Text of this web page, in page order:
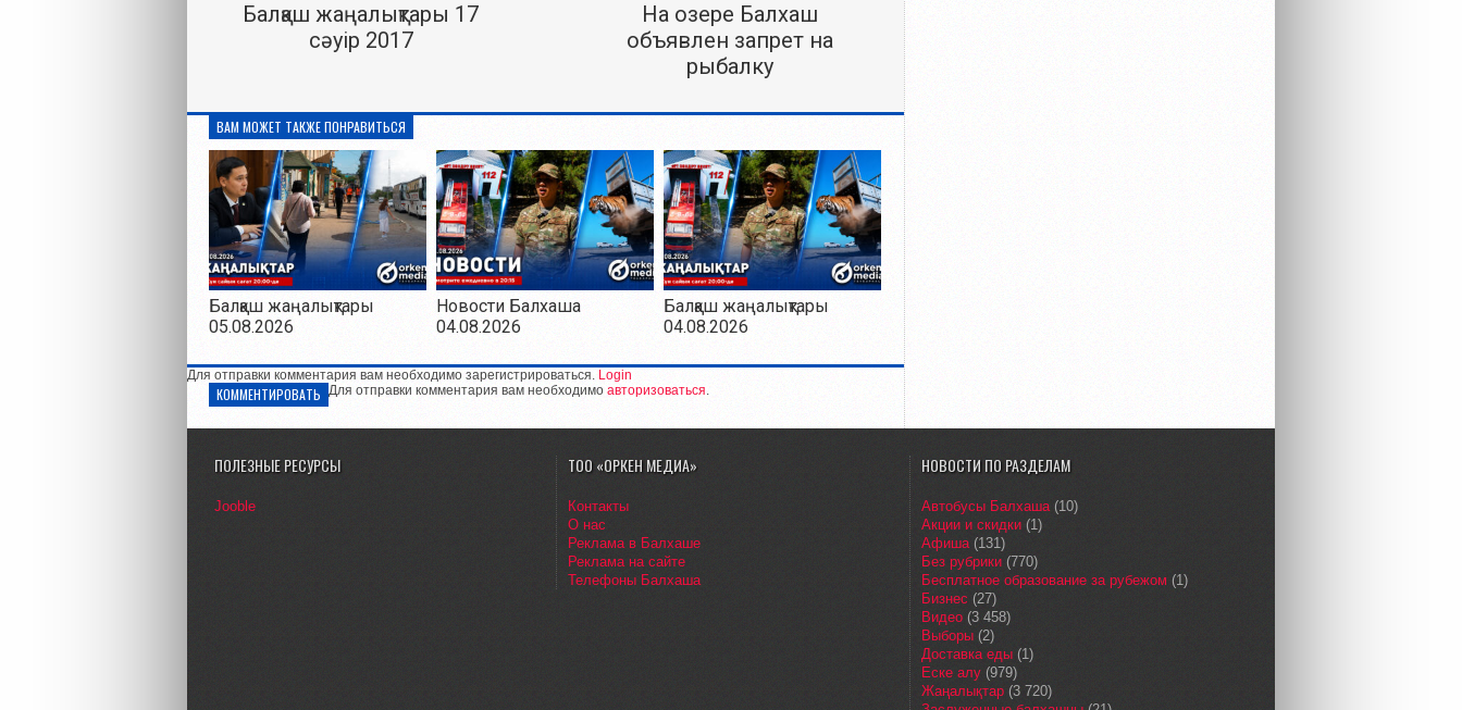
Балқаш жаңалықтары 17
сәуір 2017
На озере Балхаш
объявлен запрет на
рыбалку
ВАМ МОЖЕТ ТАКЖЕ ПОНРАВИТЬСЯ
Балқаш жаңалықтары
05.08.2026
Новости Балхаша
04.08.2026
Балқаш жаңалықтары
04.08.2026
Для отправки комментария вам необходимо зарегистрироваться. Login
КОММЕНТИРОВАТЬ Для отправки комментария вам необходимо авторизоваться.
ПОЛЕЗНЫЕ РЕСУРСЫ
Jooble
ТОО «ОРКЕН МЕДИА»
Контакты
О нас
Реклама в Балхаше
Реклама на сайте
Телефоны Балхаша
НОВОСТИ ПО РАЗДЕЛАМ
Автобусы Балхаша(10)
Акции и скидки (1)
Афиша(131)
Без рубрики (770)
Бесплатное образование за рубежом (1)
Бизнес (27)
Видео (3 458)
Выборы (2)
Доставка еды (1)
Еске алу (979)
Жаңалықтар (3 720)